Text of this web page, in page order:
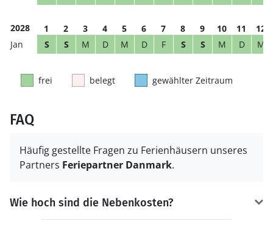
2028 1 2 3 4 5 6 7 8 9 10 11
12
S
S M D M D F S S M D M
frei belegt gewählter Zeitraum
FAQ
Häufig gestellte Fragen zu Ferienhäusern unseres
Partners Feriepartner Danmark.
Wie hoch sind die Nebenkosten?